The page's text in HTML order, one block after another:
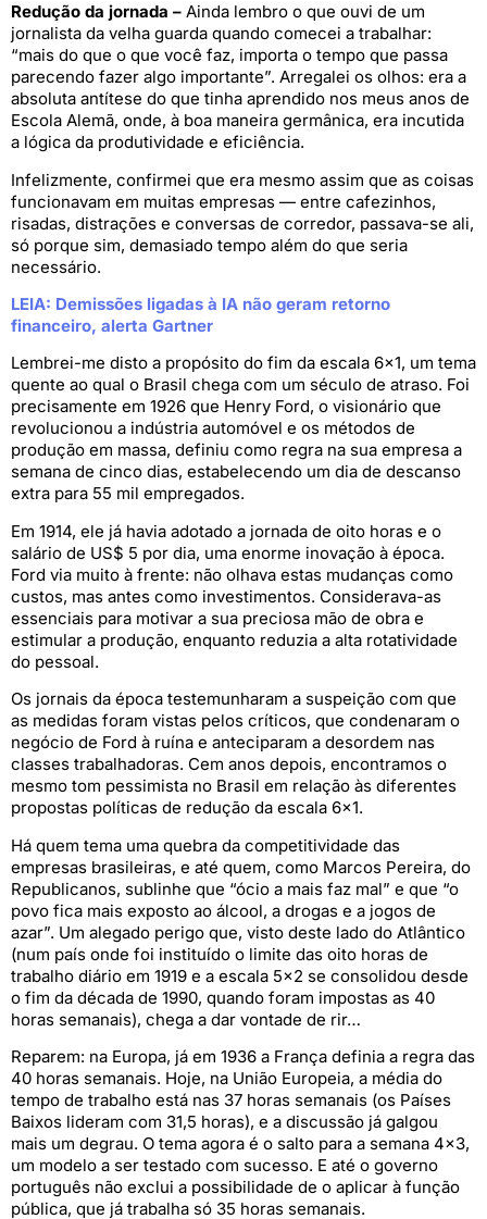
Redução da jornada – Ainda lembro o que ouvi de um
jornalista da velha guarda quando comecei a trabalhar:
“mais do que o que você faz, importa o tempo que passa
parecendo fazer algo importante”. Arregalei os olhos: era a
absoluta antítese do que tinha aprendido nos meus anos de
Escola Alemã, onde, à boa maneira germânica, era incutida
a lógica da produtividade e eficiência.
Infelizmente, confirmei que era mesmo assim que as coisas
funcionavam em muitas empresas — entre cafezinhos,
risadas, distrações e conversas de corredor, passava-se ali,
só porque sim, demasiado tempo além do que seria
necessário.
LEIA: Demissões ligadas à IA não geram retorno
financeiro, alerta Gartner
Lembrei-me disto a propósito do fim da escala 6×1, um tema
quente ao qual o Brasil chega com um século de atraso. Foi
precisamente em 1926 que Henry Ford, o visionário que
revolucionou a indústria automóvel e os métodos de
produção em massa, definiu como regra na sua empresa a
semana de cinco dias, estabelecendo um dia de descanso
extra para 55 mil empregados.
Em 1914, ele já havia adotado a jornada de oito horas e o
salário de US$ 5 por dia, uma enorme inovação à época.
Ford via muito à frente: não olhava estas mudanças como
custos, mas antes como investimentos. Considerava-as
essenciais para motivar a sua preciosa mão de obra e
estimular a produção, enquanto reduzia a alta rotatividade
do pessoal.
Os jornais da época testemunharam a suspeição com que
as medidas foram vistas pelos críticos, que condenaram o
negócio de Ford à ruína e anteciparam a desordem nas
classes trabalhadoras. Cem anos depois, encontramos o
mesmo tom pessimista no Brasil em relação às diferentes
propostas políticas de redução da escala 6×1.
Há quem tema uma quebra da competitividade das
empresas brasileiras, e até quem, como Marcos Pereira, do
Republicanos, sublinhe que “ócio a mais faz mal” e que “o
povo fica mais exposto ao álcool, a drogas e a jogos de
azar”. Um alegado perigo que, visto deste lado do Atlântico
(num país onde foi instituído o limite das oito horas de
trabalho diário em 1919 e a escala 5×2 se consolidou desde
o fim da década de 1990, quando foram impostas as 40
horas semanais), chega a dar vontade de rir…
Reparem: na Europa, já em 1936 a França definia a regra das
40 horas semanais. Hoje, na União Europeia, a média do
tempo de trabalho está nas 37 horas semanais (os Países
Baixos lideram com 31,5 horas), e a discussão já galgou
mais um degrau. O tema agora é o salto para a semana 4×3,
um modelo a ser testado com sucesso. E até o governo
português não exclui a possibilidade de o aplicar à função
pública, que já trabalha só 35 horas semanais.